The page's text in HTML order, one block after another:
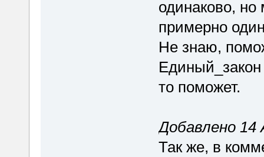
одинаково,
примерно
Не знаю,
то поможет.
Добавлено 14
Так же, в